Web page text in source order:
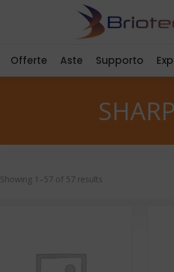
Offerte Aste Supporto
SHARP
Showing 1–57 of 57 results